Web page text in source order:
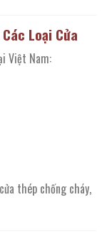
Loại Cửa
Việt Nam:
thép chống cháy,